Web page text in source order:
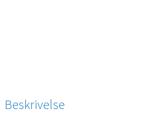
Beskrivelse